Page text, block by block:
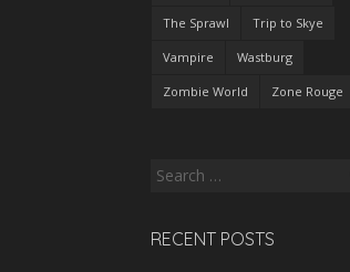
The Sprawl Trip to Skye
Vampire Wastburg
Zombie World Zone Rouge
Search
RECENT POSTS